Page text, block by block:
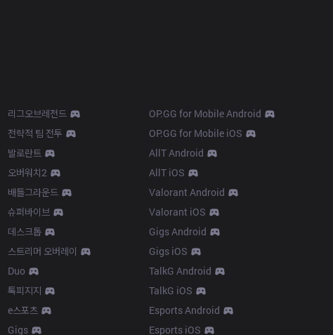
리그오브레전드
전략적 팀 전투
발로란트
오버워치2
배틀그라운드
슈퍼바이브
데스크톱
스트리머 오버레이
Duo
톡피지지
e스포츠
Gigs
OP.GG for Mobile Android
OP.GG for Mobile iOS
AllT Android
AllT iOS
Valorant Android
Valorant iOS
Gigs Android
Gigs iOS
TalkG Android
TalkG iOS
Esports Android
Esports iOS